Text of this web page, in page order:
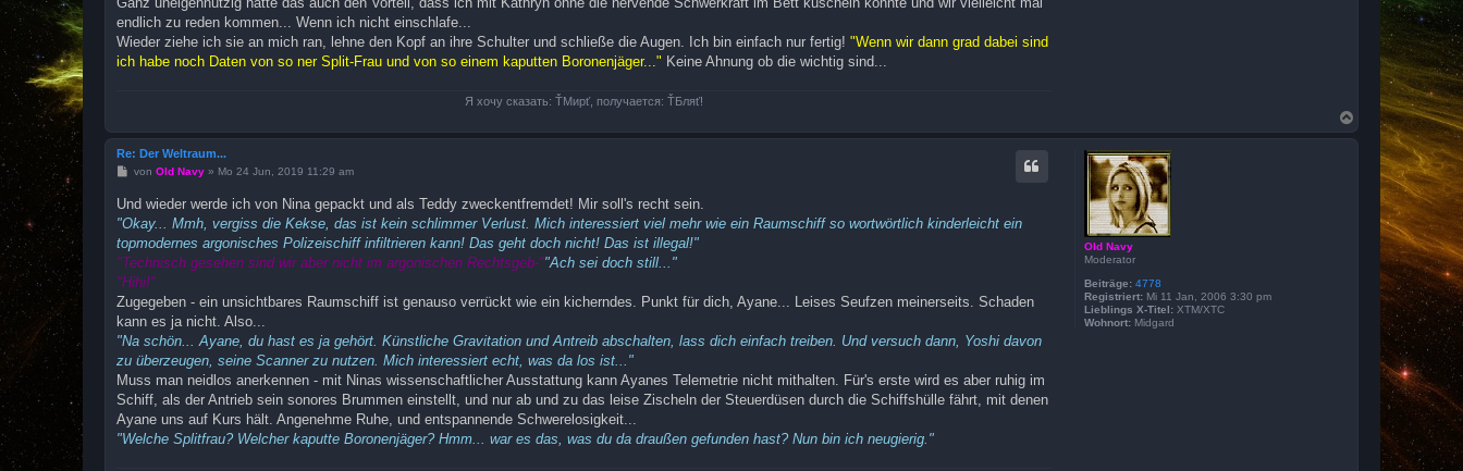
endlich zu reden kommen... Wenn ich nicht einschlafe...
Wieder ziehe ich sie an mich ran, lehne den Kopf an ihre Schulter und schließe die Augen. Ich bin einfach nur fertig! "Wenn wir dann grad dabei sind
ich habe noch Daten von so ner Split-Frau und von so einem kaputten Boronenjäger..." Keine Ahnung ob die wichtig sind...
Я хочу сказать: ŤМирť, получается: ŤБляť!
a
c
Old Navy
Moderator
Beiträge: 4778
Registriert: Mi 11 Jan, 2006 3:30 pm
Lieblings X-Titel: XTM/XTC
Wohnort: Midgard
Re: Der Weltraum...
B
t
r
g
von Old Navy» Mo 24 Jun, 2019 11:29 am
Und wieder werde ich von Nina gepackt und als Teddy zweckentfremdet! Mir soll's recht sein.
"Okay... Mmh, vergiss die Kekse, das ist kein schlimmer Verlust. Mich interessiert viel mehr wie ein Raumschiff so wortwörtlich kinderleicht ein
topmodernes argonisches Polizeischiff infiltrieren kann! Das geht doch nicht! Das ist illegal!"
"Technisch gesehen sind wir aber nicht im argonischen Rechtsgeb-""Ach sei doch still..."
"Hihi!"
Zugegeben - ein unsichtbares Raumschiff ist genauso verrückt wie ein kicherndes. Punkt für dich, Ayane... Leises Seufzen meinerseits. Schaden
kann es ja nicht. Also...
"Na schön... Ayane, du hast es ja gehört. Künstliche Gravitation und Antreib abschalten, lass dich einfach treiben. Und versuch dann, Yoshi davon
zu überzeugen, seine Scanner zu nutzen. Mich interessiert echt, was da los ist..."
Muss man neidlos anerkennen - mit Ninas wissenschaftlicher Ausstattung kann Ayanes Telemetrie nicht mithalten. Für's erste wird es aber ruhig im
Schiff, als der Antrieb sein sonores Brummen einstellt, und nur ab und zu das leise Zischeln der Steuerdüsen durch die Schiffshülle fährt, mit denen
Ayane uns auf Kurs hält. Angenehme Ruhe, und entspannende Schwerelosigkeit...
"Welche Splitfrau? Welcher kaputte Boronenjäger? Hmm... war es das, was du da draußen gefunden hast? Nun bin ich neugierig."